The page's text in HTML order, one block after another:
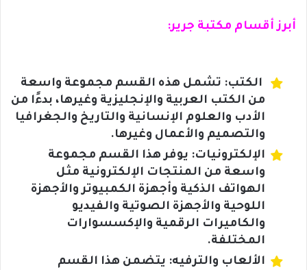
أبرز أقسام مكتبة جرير:
الكتب: تشمل هذه القسم مجموعة واسعة
من الكتب العربية والإنجليزية وغيرها، بدءًا من
الأدب والعلوم الإنسانية والتاريخ والجغرافيا
والتصميم والأعمال وغيرها.
الإلكترونيات: يوفر هذا القسم مجموعة
واسعة من المنتجات الإلكترونية مثل
الهواتف الذكية وأجهزة الكمبيوتر والأجهزة
اللوحية والأجهزة الصوتية والفيديو
والكاميرات الرقمية والإكسسوارات
المختلفة.
الألعاب والترفيه: يتضمن هذا القسم